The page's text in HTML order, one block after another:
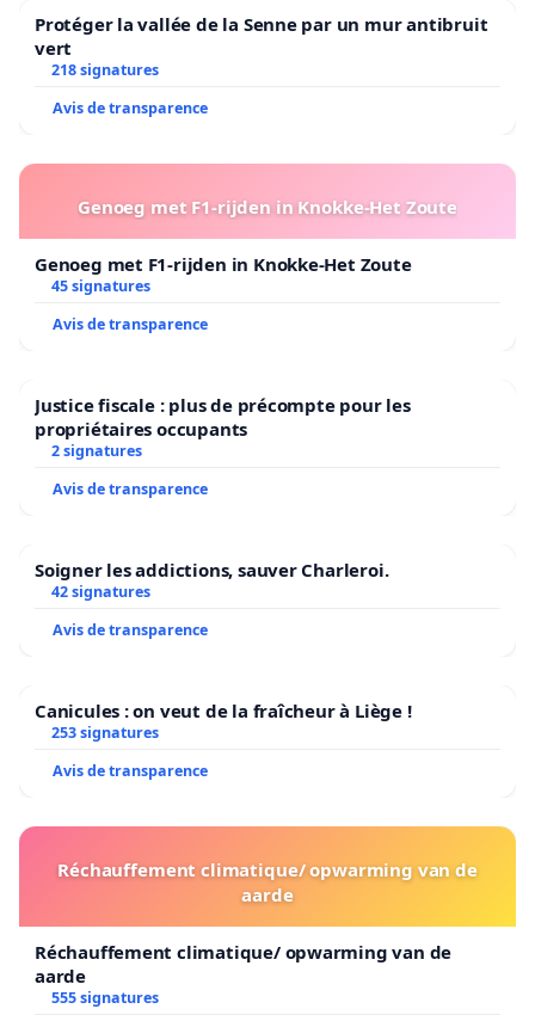
Protéger la vallée de la Senne par un mur antibruit
vert
218 signatures
Avis de transparence
Genoeg met F1-rijden in Knokke-Het Zoute
Genoeg met F1-rijden in Knokke-Het Zoute
45 signatures
Avis de transparence
Justice fiscale : plus de précompte pour les
propriétaires occupants
2 signatures
Avis de transparence
Soigner les addictions, sauver Charleroi.
42 signatures
Avis de transparence
Canicules : on veut de la fraîcheur à Liège !
253 signatures
Avis de transparence
Réchauffement climatique/ opwarming van de
aarde
Réchauffement climatique/ opwarming van de
aarde
555 signatures